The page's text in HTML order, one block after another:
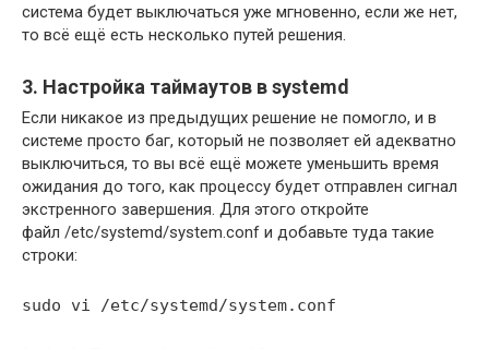
система будет выключаться уже мгновенно, если же нет,
то всё ещё есть несколько путей решения.
3. Настройка таймаутов в systemd
Если никакое из предыдущих решение не помогло, и в
системе просто баг, который не позволяет ей адекватно
выключиться, то вы всё ещё можете уменьшить время
ожидания до того, как процессу будет отправлен сигнал
экстренного завершения. Для этого откройте
файл /etc/systemd/system.conf и добавьте туда такие
строки:
sudo vi /etc/systemd/system.conf